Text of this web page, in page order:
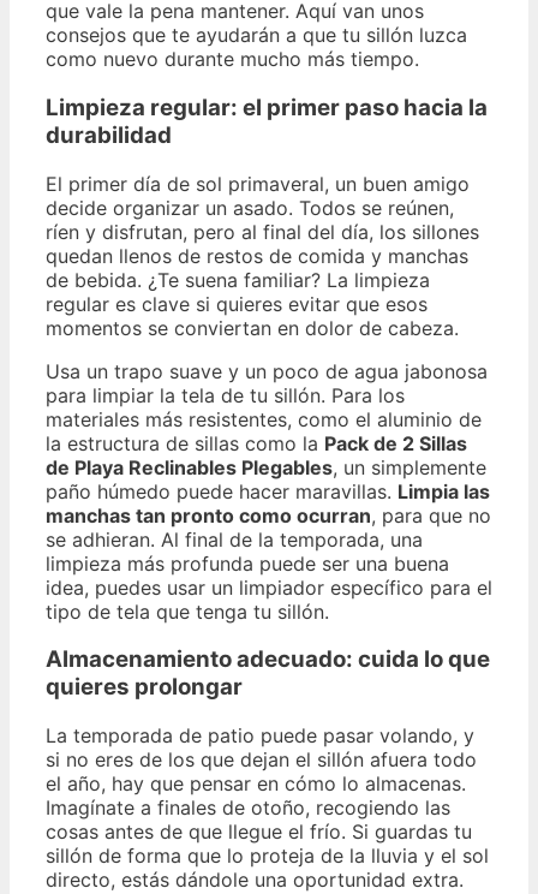
que vale la pena mantener. Aquí van unos
consejos que te ayudarán a que tu sillón luzca
como nuevo durante mucho más tiempo.
Limpieza regular: el primer paso hacia la
durabilidad
El primer día de sol primaveral, un buen amigo
decide organizar un asado. Todos se reúnen,
ríen y disfrutan, pero al final del día, los sillones
quedan llenos de restos de comida y manchas
de bebida. ¿Te suena familiar? La limpieza
regular es clave si quieres evitar que esos
momentos se conviertan en dolor de cabeza.
Usa un trapo suave y un poco de agua jabonosa
para limpiar la tela de tu sillón. Para los
materiales más resistentes, como el aluminio de
la estructura de sillas como la Pack de 2 Sillas
de Playa Reclinables Plegables, un simplemente
paño húmedo puede hacer maravillas. Limpia las
manchas tan pronto como ocurran, para que no
se adhieran. Al final de la temporada, una
limpieza más profunda puede ser una buena
idea, puedes usar un limpiador específico para el
tipo de tela que tenga tu sillón.
Almacenamiento adecuado: cuida lo que
quieres prolongar
La temporada de patio puede pasar volando, y
si no eres de los que dejan el sillón afuera todo
el año, hay que pensar en cómo lo almacenas.
Imagínate a finales de otoño, recogiendo las
cosas antes de que llegue el frío. Si guardas tu
sillón de forma que lo proteja de la lluvia y el sol
directo, estás dándole una oportunidad extra.